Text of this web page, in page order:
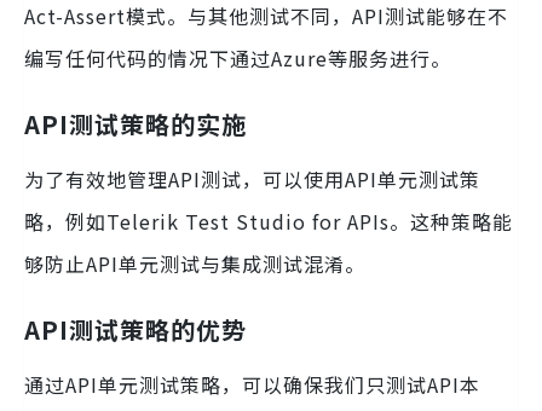
Act-Assert模式。与其他测试不同，API测试能够在不
编写任何代码的情况下通过Azure等服务进行。
API测试策略的实施
为了有效地管理API测试，可以使用API单元测试策
略，例如Telerik Test Studio for APIs。这种策略能
够防止API单元测试与集成测试混淆。
API测试策略的优势
通过API单元测试策略，可以确保我们只测试API本